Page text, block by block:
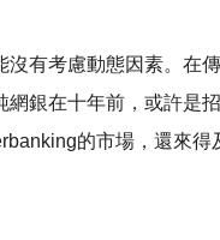
有考慮動態因素。在
銀在十年前，或許是
的市場，還來